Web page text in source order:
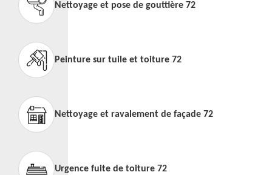
Nettoyage et pose de gouttière 72
Peinture sur tuile et toiture 72
Nettoyage et ravalement de façade 72
Urgence fuite de toiture 72